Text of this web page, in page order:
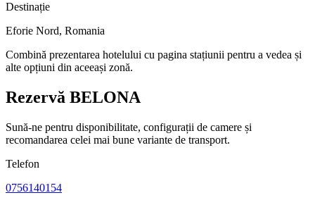
Destinație
Eforie Nord, Romania
Combină prezentarea hotelului cu pagina stațiunii pentru a vedea și
alte opțiuni din aceeași zonă.
Rezervă BELONA
Sună-ne pentru disponibilitate, configurații de camere și
recomandarea celei mai bune variante de transport.
Telefon
0756140154